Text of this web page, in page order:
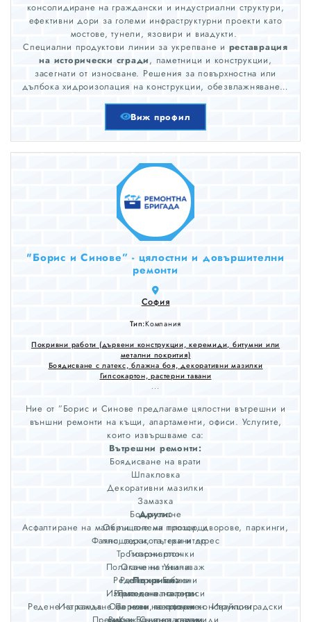
консолидиране на граждански и индустриални структури,
ефективни дори за големи инфраструктурни проекти като
мостове, тунели, язовири и виадукти.
Специални продуктови линии за укрепване и реставрация
на исторически сгради, паметници и конструкции,
засегнати от износване. Решения за повърхностна или
дълбока хидроизолация на конструкции, обезвлажняване и
фибри за бетон и много други!
Виж профил
"Борис и Синове” - цялостни и довършителни
ремонти
София
Тип:Компания
Покривни работи (дървени конструкции, керемиди, битумни или
метални покрития)
Боядисване с латекс, блажна боя, декоративни мазилки
Гипсокартон, растерни тавани
...
Ние от ”Борис и Синове предлагаме цялостни вътрешни и
външни ремонти на къщи, апартаменти, офиси. Услугите,
които извършваме са:
Вътрешни ремонти:
Боядисване на врати
Шпакловка
Декоративни мазилки
Замазка
Боядисване
Обръщане на прозорци
Фаянс, теракота, гранитогрес
Гипсокартон
Окачени тавани
Растерни тавани
Лепене на тапети
Лепене на плочки
Други:
Асфалтиране на малки и големи площи, дворове, паркинги,
площадки, пътеки и др.
Тротоарни плочки
Полагане на Унипаваж
Редене на Габиони
Изграждане на тераси
Редене на камък. Оформен, неоформен. Ивайловградски
Покриви:
Ремонт на покриви
Изграждане на нови покривни конструкции